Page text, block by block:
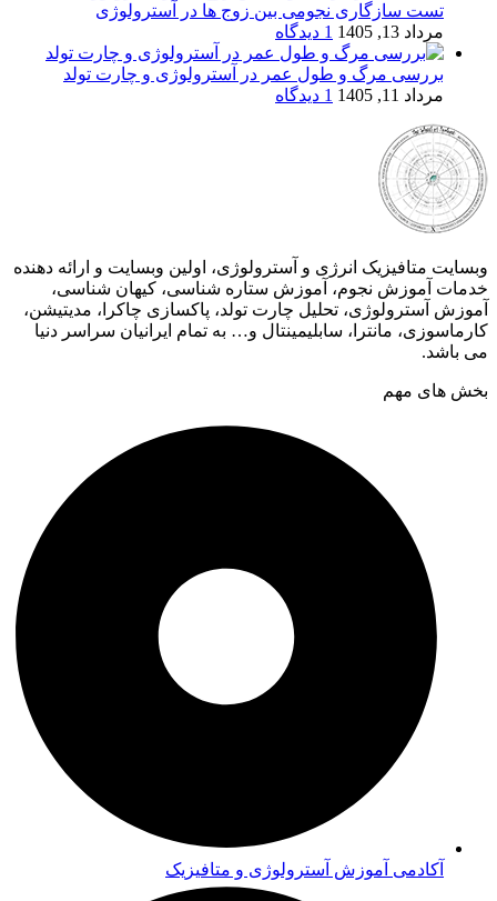
تست سازگاری نجومی بین زوج ها در آسترولوژی
مرداد 13, 1405
1 دیدگاه
بررسی مرگ و طول عمر در آسترولوژی و چارت تولد
مرداد 11, 1405
1 دیدگاه
وبسایت متافیزیک انرژی و آسترولوژی، اولین وبسایت و ارائه دهنده
خدمات آموزش نجوم، آموزش ستاره شناسی، کیهان شناسی،
آموزش آسترولوژی، تحلیل چارت تولد، پاکسازی چاکرا، مدیتیشن،
کارماسوزی، مانترا، سابلیمینتال و… به تمام ایرانیان سراسر دنیا
می باشد.
بخش های مهم
آکادمی آموزش آسترولوژی و متافیزیک